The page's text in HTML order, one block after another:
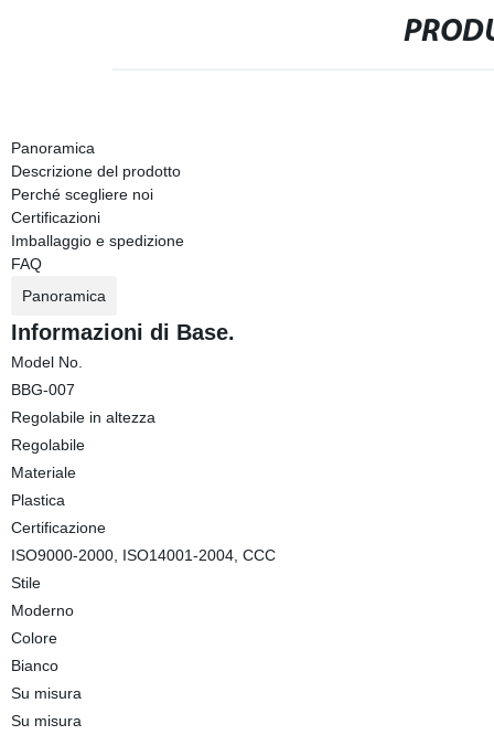
Panoramica
Descrizione del prodotto
Perché scegliere noi
Certificazioni
Imballaggio e spedizione
FAQ
Panoramica
Informazioni di Base.
Model No.
BBG-007
Regolabile in altezza
Regolabile
Materiale
Plastica
Certificazione
ISO9000-2000, ISO14001-2004, CCC
Stile
Moderno
Colore
Bianco
Su misura
Su misura